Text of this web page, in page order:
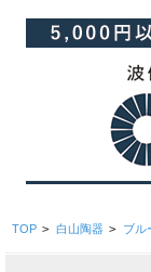
TOP > 白山陶器 > ブル